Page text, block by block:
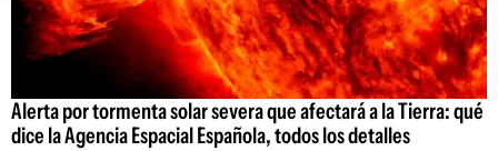
Alerta por tormenta solar severa que afectará a la Tierra: qué
dice la Agencia Espacial Española, todos los detalles